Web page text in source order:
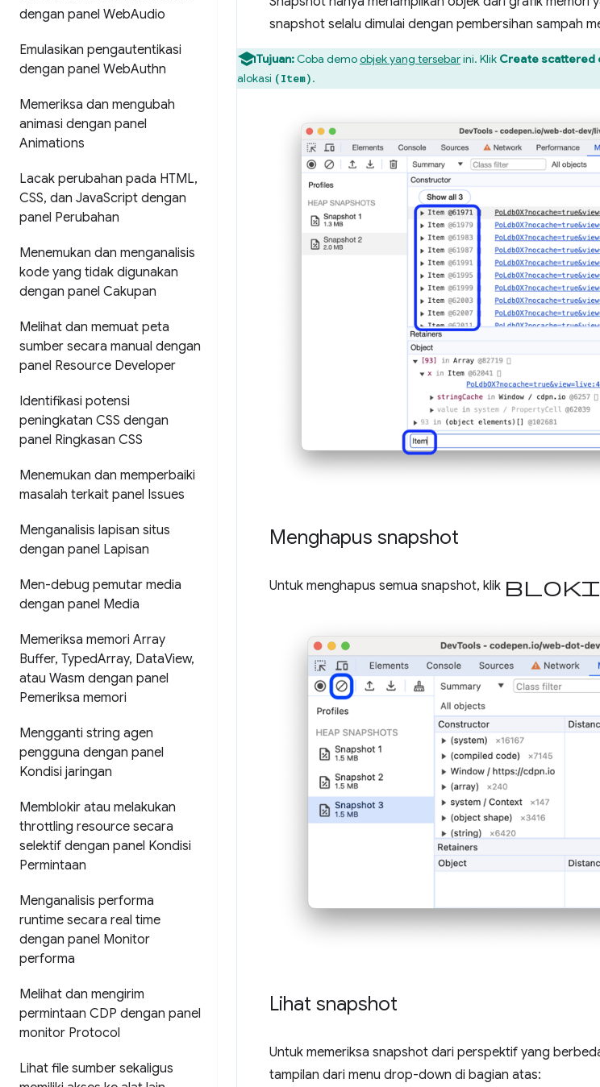
dengan panel WebAudio
Emulasikan pengautentikasi
dengan panel WebAuthn
Memeriksa dan mengubah
animasi dengan panel
Animations
Lacak perubahan pada HTML,
CSS, dan JavaScript dengan
panel Perubahan
Menemukan dan menganalisis
kode yang tidak digunakan
dengan panel Cakupan
Melihat dan memuat peta
sumber secara manual dengan
panel Resource Developer
Identifikasi potensi
peningkatan CSS dengan
panel Ringkasan CSS
Menemukan dan memperbaiki
masalah terkait panel Issues
Menganalisis lapisan situs
dengan panel Lapisan
Men-debug pemutar media
dengan panel Media
Memeriksa memori Array
Buffer, TypedArray, DataView,
atau Wasm dengan panel
Pemeriksa memori
Mengganti string agen
pengguna dengan panel
Kondisi jaringan
Memblokir atau melakukan
throttling resource secara
selektif dengan panel Kondisi
Permintaan
Menganalisis performa
runtime secara real time
dengan panel Monitor
performa
Melihat dan mengirim
permintaan CDP dengan panel
monitor Protocol
Lihat file sumber sekaligus
snapshot selalu dimulai dengan pembersihan sampah
Tujuan:Coba demoobjek yang tersebarini. Klik Create scattered
alokasi (Item).
Menghapus snapshot
Untuk menghapus semua snapshot, klik
Lihat snapshot
Untuk memeriksa snapshot dari perspektif yang
tampilan dari menu drop-down di bagian atas: